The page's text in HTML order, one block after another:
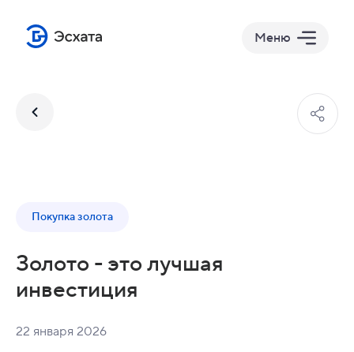
Меню
Покупка золота
Золото - это лучшая
инвестиция
22 января 2026